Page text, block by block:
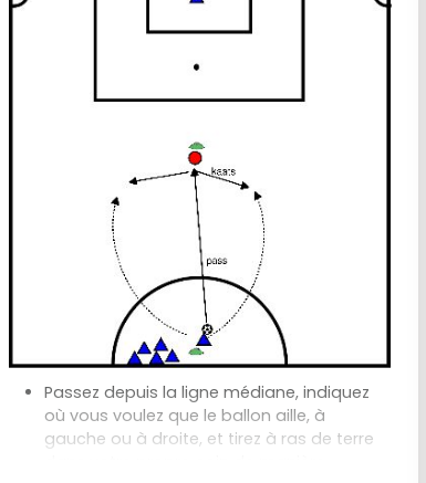
Passez depuis la ligne médiane, indiquez
où vous voulez que le ballon aille, à
gauche ou à droite, et tirez à ras de terre